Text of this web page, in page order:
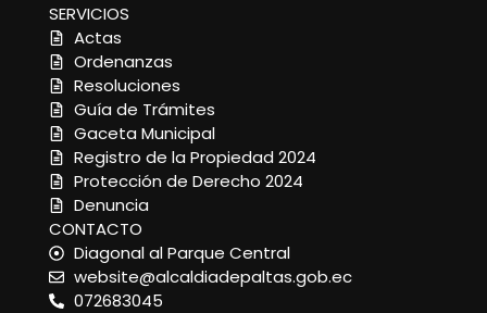
SERVICIOS
Actas
Ordenanzas
Resoluciones
Guía de Trámites
Gaceta Municipal
Registro de la Propiedad 2024
Protección de Derecho 2024
Denuncia
CONTACTO
Diagonal al Parque Central
website@alcaldiadepaltas.gob.ec
072683045